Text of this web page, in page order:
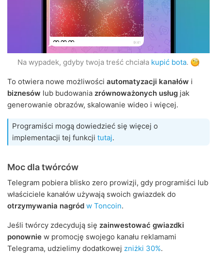
Na wypadek, gdyby twoja treść chciała kupić bota.
To otwiera nowe możliwości automatyzacji kanałów i
biznesów lub budowania zrównoważonych usług jak
generowanie obrazów, skalowanie wideo i więcej.
Programiści mogą dowiedzieć się więcej o
implementacji tej funkcji tutaj.
Moc dla twórców
Telegram pobiera blisko zero prowizji, gdy programiści lub
właściciele kanałów używają swoich gwiazdek do
otrzymywania nagród w Toncoin.
Jeśli twórcy zdecydują się zainwestować gwiazdki
ponownie w promocję swojego kanału reklamami
Telegrama, udzielimy dodatkowej zniżki 30%.